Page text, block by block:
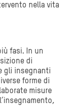
nella vita
fasi. In un
di
gli insegnanti
forme di
misure